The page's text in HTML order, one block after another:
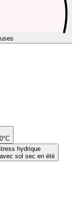
hydrique
sol sec en été